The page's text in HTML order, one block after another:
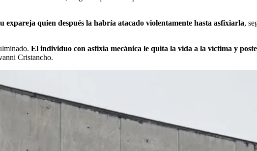
expareja quien después la habría atacado violentamente hasta asfixiarla,
El individuo con asfixia mecánica le quita la vida a la víctima y
Cristancho.